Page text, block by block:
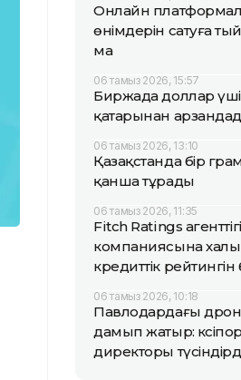
Онлайн
өнімдерін сатуға
ма
06 тамыз 2026, 15:57
Биржада доллар
қатарынан
06 тамыз 2026, 13:10
Қазақстанда бір
қанша тұрады
06 тамыз 2026, 11:35
Fitch Ratings
компаниясына
кредиттік рейтингін
06 тамыз 2026, 10:18
Павлодардағы дрон
дамып жатыр:
директоры